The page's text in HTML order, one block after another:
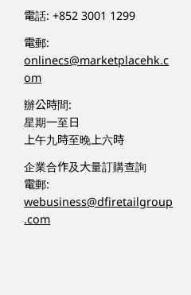
電話:+852 3001 1299
電郵:
onlinecs@marketplacehk.c
om
辦公時間:
星期一至日
上午九時至晚上六時
企業合作及大量訂購查詢
電郵:
webusiness@dfiretailgroup
.com